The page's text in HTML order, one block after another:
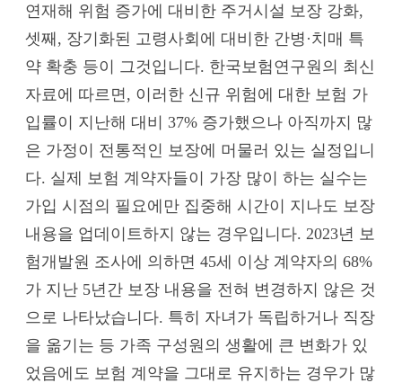
연재해 위험 증가에 대비한 주거시설 보장 강화,
셋째, 장기화된 고령사회에 대비한 간병·치매 특
약 확충 등이 그것입니다. 한국보험연구원의 최신
자료에 따르면, 이러한 신규 위험에 대한 보험 가
입률이 지난해 대비 37% 증가했으나 아직까지 많
은 가정이 전통적인 보장에 머물러 있는 실정입니
다. 실제 보험 계약자들이 가장 많이 하는 실수는
가입 시점의 필요에만 집중해 시간이 지나도 보장
내용을 업데이트하지 않는 경우입니다. 2023년 보
험개발원 조사에 의하면 45세 이상 계약자의 68%
가 지난 5년간 보장 내용을 전혀 변경하지 않은 것
으로 나타났습니다. 특히 자녀가 독립하거나 직장
을 옮기는 등 가족 구성원의 생활에 큰 변화가 있
었음에도 보험 계약을 그대로 유지하는 경우가 많